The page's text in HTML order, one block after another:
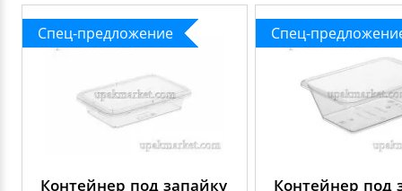
Спец-предложение
Контейнер под запайку
Спец-
Контейнер под